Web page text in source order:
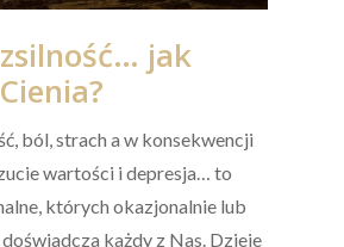
jak
ból, strach a w konsekwencji
wartości i depresja… to
których okazjonalnie lub
każdy z Nas. Dzieje